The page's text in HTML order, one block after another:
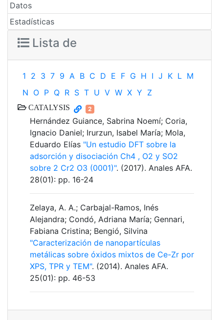
Datos
Estadísticas
Lista de
1 2 3 7 9 A B C D E F G H I J K L M
N O P Q R S T U V W X Y Z
CATALYSIS 2
Hernández Guiance, Sabrina Noemí; Coria,
Ignacio Daniel; Irurzun, Isabel María; Mola,
Eduardo Elías "Un estudio DFT sobre la
adsorción y disociación Ch4 , O2 y SO2
sobre 2 Cr2 O3 (0001)". (2017). Anales AFA.
28(01): pp. 16-24
Zelaya, A. A.; Carbajal-Ramos, Inés
Alejandra; Condó, Adriana María; Gennari,
Fabiana Cristina; Bengió, Silvina
"Caracterización de nanopartículas
metálicas sobre óxidos mixtos de Ce-Zr por
XPS, TPR y TEM". (2014). Anales AFA.
25(01): pp. 46-53